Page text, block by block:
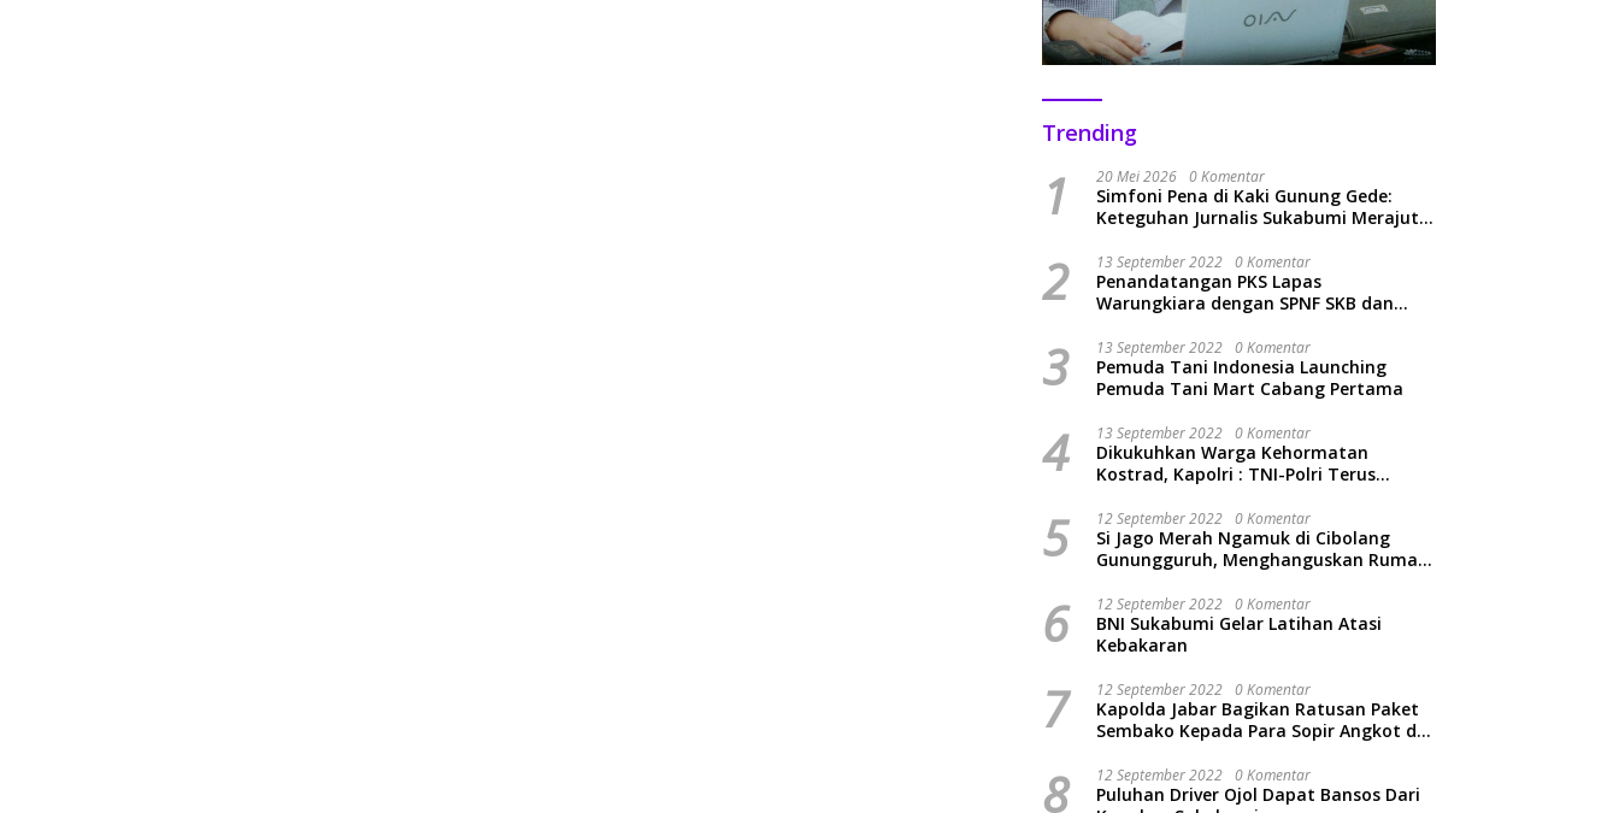
Trending
1 20 Mei 2026 0 Komentar
Simfoni Pena di Kaki Gunung Gede:
Keteguhan Jurnalis Sukabumi Merajut
2 13 September 2022 0 Komentar
Penandatangan PKS Lapas
Warungkiara dengan SPNF SKB dan
3 13 September 2022 0 Komentar
Pemuda Tani Indonesia Launching
Pemuda Tani Mart Cabang Pertama
4 13 September 2022 0 Komentar
Dikukuhkan Warga Kehormatan
Kostrad, Kapolri : TNI-Polri Terus
Rakyat Indonesia
5 12 September 2022 0 Komentar
Si Jago Merah Ngamuk di Cibolang
Gunungguruh, Menghanguskan Rumah
6 12 September 2022 0 Komentar
BNI Sukabumi Gelar Latihan Atasi
Kebakaran
7 12 September 2022 0 Komentar
Kapolda Jabar Bagikan Ratusan Paket
Sembako Kepada Para Sopir Angkot di
8 12 September 2022 0 Komentar
Puluhan Driver Ojol Dapat Bansos Dari